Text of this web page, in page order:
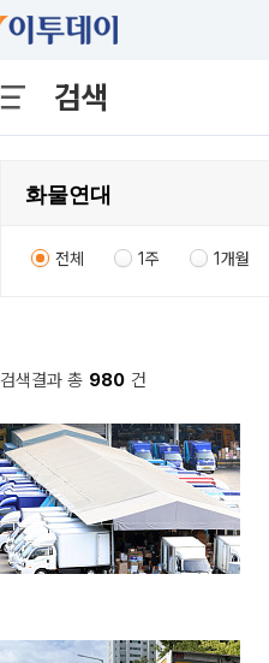
검색
전체 1주 1개월
검색결과 총 980 건